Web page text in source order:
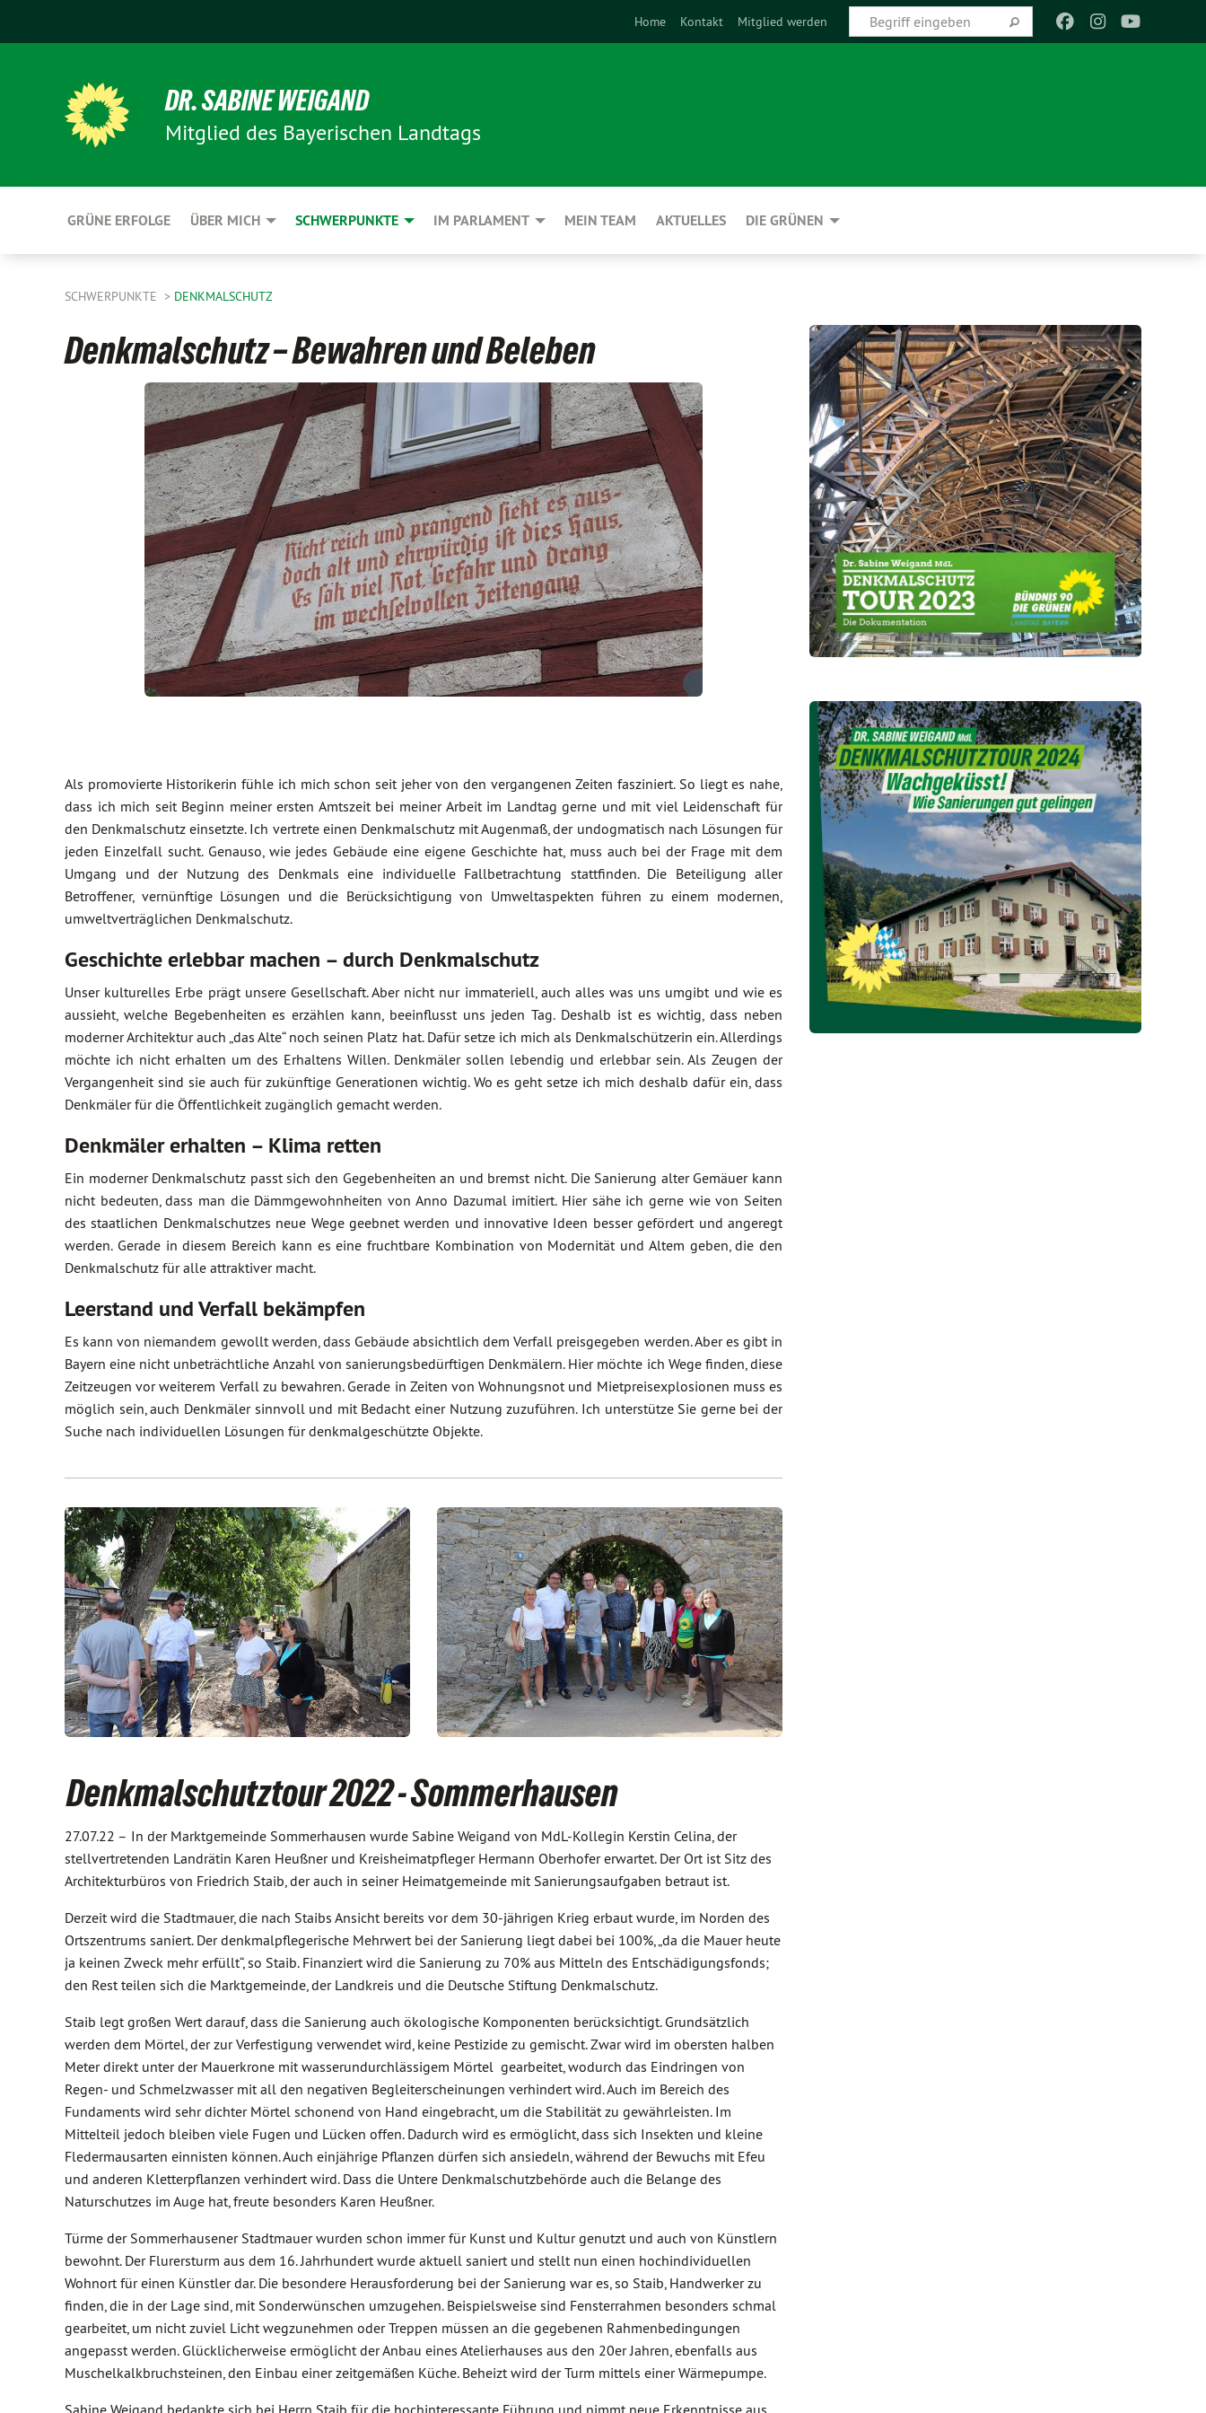
Home Kontakt Mitglied werden
DR. SABINE WEIGAND
Mitglied des Bayerischen Landtags
GRÜNE ERFOLGE ÜBER MICH SCHWERPUNKTE IM PARLAMENT MEIN TEAM AKTUELLES DIE GRÜNEN
SCHWERPUNKTE DENKMALSCHUTZ
Denkmalschutz – Bewahren und Beleben
Als promovierte Historikerin fühle ich mich schon seit jeher von den vergangenen Zeiten fasziniert. So liegt es nahe,
dass ich mich seit Beginn meiner ersten Amtszeit bei meiner Arbeit im Landtag gerne und mit viel Leidenschaft für
den Denkmalschutz einsetzte. Ich vertrete einen Denkmalschutz mit Augenmaß, der undogmatisch nach Lösungen für
jeden Einzelfall sucht. Genauso, wie jedes Gebäude eine eigene Geschichte hat, muss auch bei der Frage mit dem
Umgang und der Nutzung des Denkmals eine individuelle Fallbetrachtung stattfinden. Die Beteiligung aller
Betroffener, vernünftige Lösungen und die Berücksichtigung von Umweltaspekten führen zu einem modernen,
umweltverträglichen Denkmalschutz.
Geschichte erlebbar machen – durch Denkmalschutz
Unser kulturelles Erbe prägt unsere Gesellschaft. Aber nicht nur immateriell, auch alles was uns umgibt und wie es
aussieht, welche Begebenheiten es erzählen kann, beeinflusst uns jeden Tag. Deshalb ist es wichtig, dass neben
moderner Architektur auch „das Alte“ noch seinen Platz hat. Dafür setze ich mich als Denkmalschützerin ein. Allerdings
möchte ich nicht erhalten um des Erhaltens Willen. Denkmäler sollen lebendig und erlebbar sein. Als Zeugen der
Vergangenheit sind sie auch für zukünftige Generationen wichtig. Wo es geht setze ich mich deshalb dafür ein, dass
Denkmäler für die Öffentlichkeit zugänglich gemacht werden.
Denkmäler erhalten – Klima retten
Ein moderner Denkmalschutz passt sich den Gegebenheiten an und bremst nicht. Die Sanierung alter Gemäuer kann
nicht bedeuten, dass man die Dämmgewohnheiten von Anno Dazumal imitiert. Hier sähe ich gerne wie von Seiten
des staatlichen Denkmalschutzes neue Wege geebnet werden und innovative Ideen besser gefördert und angeregt
werden. Gerade in diesem Bereich kann es eine fruchtbare Kombination von Modernität und Altem geben, die den
Denkmalschutz für alle attraktiver macht.
Leerstand und Verfall bekämpfen
Es kann von niemandem gewollt werden, dass Gebäude absichtlich dem Verfall preisgegeben werden. Aber es gibt in
Bayern eine nicht unbeträchtliche Anzahl von sanierungsbedürftigen Denkmälern. Hier möchte ich Wege finden, diese
Zeitzeugen vor weiterem Verfall zu bewahren. Gerade in Zeiten von Wohnungsnot und Mietpreisexplosionen muss es
möglich sein, auch Denkmäler sinnvoll und mit Bedacht einer Nutzung zuzuführen. Ich unterstütze Sie gerne bei der
Suche nach individuellen Lösungen für denkmalgeschützte Objekte.
Denkmalschutztour 2022 - Sommerhausen
27.07.22 – In der Marktgemeinde Sommerhausen wurde Sabine Weigand von MdL-Kollegin Kerstin Celina, der
stellvertretenden Landrätin Karen Heußner und Kreisheimatpfleger Hermann Oberhofer erwartet. Der Ort ist Sitz des
Architekturbüros von Friedrich Staib, der auch in seiner Heimatgemeinde mit Sanierungsaufgaben betraut ist.
Derzeit wird die Stadtmauer, die nach Staibs Ansicht bereits vor dem 30-jährigen Krieg erbaut wurde, im Norden des
Ortszentrums saniert. Der denkmalpflegerische Mehrwert bei der Sanierung liegt dabei bei 100%, „da die Mauer heute
ja keinen Zweck mehr erfüllt“, so Staib. Finanziert wird die Sanierung zu 70% aus Mitteln des Entschädigungsfonds;
den Rest teilen sich die Marktgemeinde, der Landkreis und die Deutsche Stiftung Denkmalschutz.
Staib legt großen Wert darauf, dass die Sanierung auch ökologische Komponenten berücksichtigt. Grundsätzlich
werden dem Mörtel, der zur Verfestigung verwendet wird, keine Pestizide zu gemischt. Zwar wird im obersten halben
Meter direkt unter der Mauerkrone mit wasserundurchlässigem Mörtel gearbeitet, wodurch das Eindringen von
Regen- und Schmelzwasser mit all den negativen Begleiterscheinungen verhindert wird. Auch im Bereich des
Fundaments wird sehr dichter Mörtel schonend von Hand eingebracht, um die Stabilität zu gewährleisten. Im
Mittelteil jedoch bleiben viele Fugen und Lücken offen. Dadurch wird es ermöglicht, dass sich Insekten und kleine
Fledermausarten einnisten können. Auch einjährige Pflanzen dürfen sich ansiedeln, während der Bewuchs mit Efeu
und anderen Kletterpflanzen verhindert wird. Dass die Untere Denkmalschutzbehörde auch die Belange des
Naturschutzes im Auge hat, freute besonders Karen Heußner.
Türme der Sommerhausener Stadtmauer wurden schon immer für Kunst und Kultur genutzt und auch von Künstlern
bewohnt. Der Flurersturm aus dem 16. Jahrhundert wurde aktuell saniert und stellt nun einen hochindividuellen
Wohnort für einen Künstler dar. Die besondere Herausforderung bei der Sanierung war es, so Staib, Handwerker zu
finden, die in der Lage sind, mit Sonderwünschen umzugehen. Beispielsweise sind Fensterrahmen besonders schmal
gearbeitet, um nicht zuviel Licht wegzunehmen oder Treppen müssen an die gegebenen Rahmenbedingungen
angepasst werden. Glücklicherweise ermöglicht der Anbau eines Atelierhauses aus den 20er Jahren, ebenfalls aus
Muschelkalkbruchsteinen, den Einbau einer zeitgemäßen Küche. Beheizt wird der Turm mittels einer Wärmepumpe.
Sabine Weigand bedankte sich bei Herrn Staib für die hochinteressante Führung und nimmt neue Erkenntnisse aus